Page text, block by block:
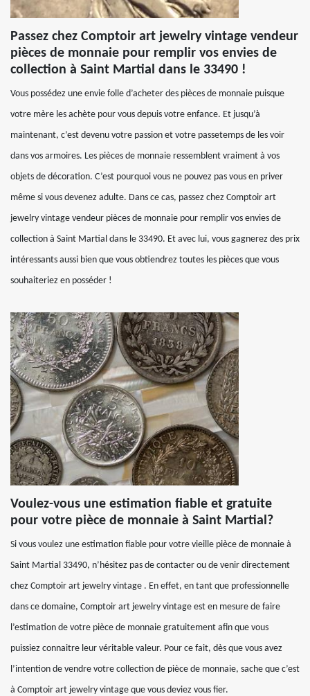
Passez chez Comptoir art jewelry vintage vendeur
pièces de monnaie pour remplir vos envies de
collection à Saint Martial dans le 33490 !
Vous possédez une envie folle d’acheter des pièces de monnaie puisque
votre mère les achète pour vous depuis votre enfance. Et jusqu’à
maintenant, c’est devenu votre passion et votre passetemps de les voir
dans vos armoires. Les pièces de monnaie ressemblent vraiment à vos
objets de décoration. C’est pourquoi vous ne pouvez pas vous en priver
même si vous devenez adulte. Dans ce cas, passez chez Comptoir art
jewelry vintage vendeur pièces de monnaie pour remplir vos envies de
collection à Saint Martial dans le 33490. Et avec lui, vous gagnerez des prix
intéressants aussi bien que vous obtiendrez toutes les pièces que vous
souhaiteriez en posséder !
Voulez-vous une estimation fiable et gratuite
pour votre pièce de monnaie à Saint Martial?
Si vous voulez une estimation fiable pour votre vieille pièce de monnaie à
Saint Martial 33490, n’hésitez pas de contacter ou de venir directement
chez Comptoir art jewelry vintage . En effet, en tant que professionnelle
dans ce domaine, Comptoir art jewelry vintage est en mesure de faire
l’estimation de votre pièce de monnaie gratuitement afin que vous
puissiez connaitre leur véritable valeur. Pour ce fait, dès que vous avez
l’intention de vendre votre collection de pièce de monnaie, sache que c’est
à Comptoir art jewelry vintage que vous deviez vous fier.